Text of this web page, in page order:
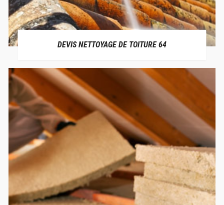
DEVIS NETTOYAGE DE TOITURE 64